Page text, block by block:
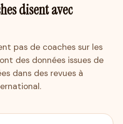
disent avec
pas de coaches sur les
des données issues de
dans des revues à